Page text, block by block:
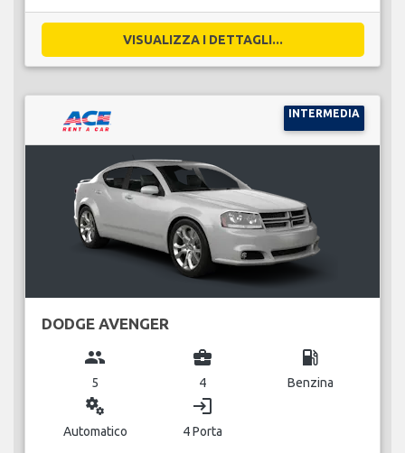
VISUALIZZA I DETTAGLI...
INTERMEDIA
DODGE AVENGER
group
5
business_center
4
local_gas_station
Benzina
miscellaneous_services
Automatico
login
4 Porta